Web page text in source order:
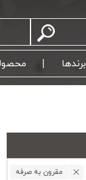
برندها
مقرون به صرفه